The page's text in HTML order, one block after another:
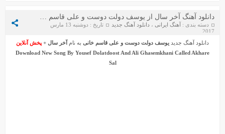
دسته بندی :آهنگ ایرانی ، دانلود آهنگ جدید
تاریخ : دوشنبه 13 مارس
2017
دانلود آهنگ جدید یوسف دولت دوست و علی قاسم خانی به نام آخر سال + پخش آنلاین
Download New Song By Yousef Dolatdoost And Ali Ghasemkhani Called Akhare
Sal